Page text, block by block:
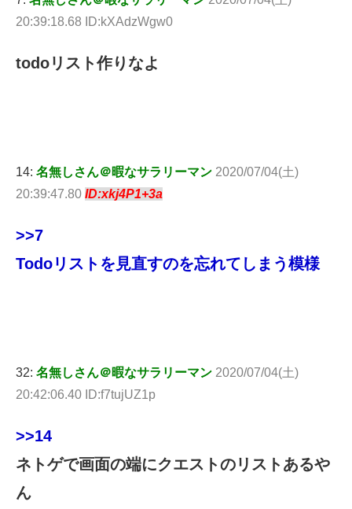
20:39:18.68 ID:kXAdzWgw0
todoリスト作りなよ
14: 名無しさん＠暇なサラリーマン 2020/07/04(土)
20:39:47.80 ID:xkj4P1+3a
>>7
Todoリストを見直すのを忘れてしまう模様
32: 名無しさん＠暇なサラリーマン 2020/07/04(土)
20:42:06.40 ID:f7tujUZ1p
>>14
ネトゲで画面の端にクエストのリストあるや
ん